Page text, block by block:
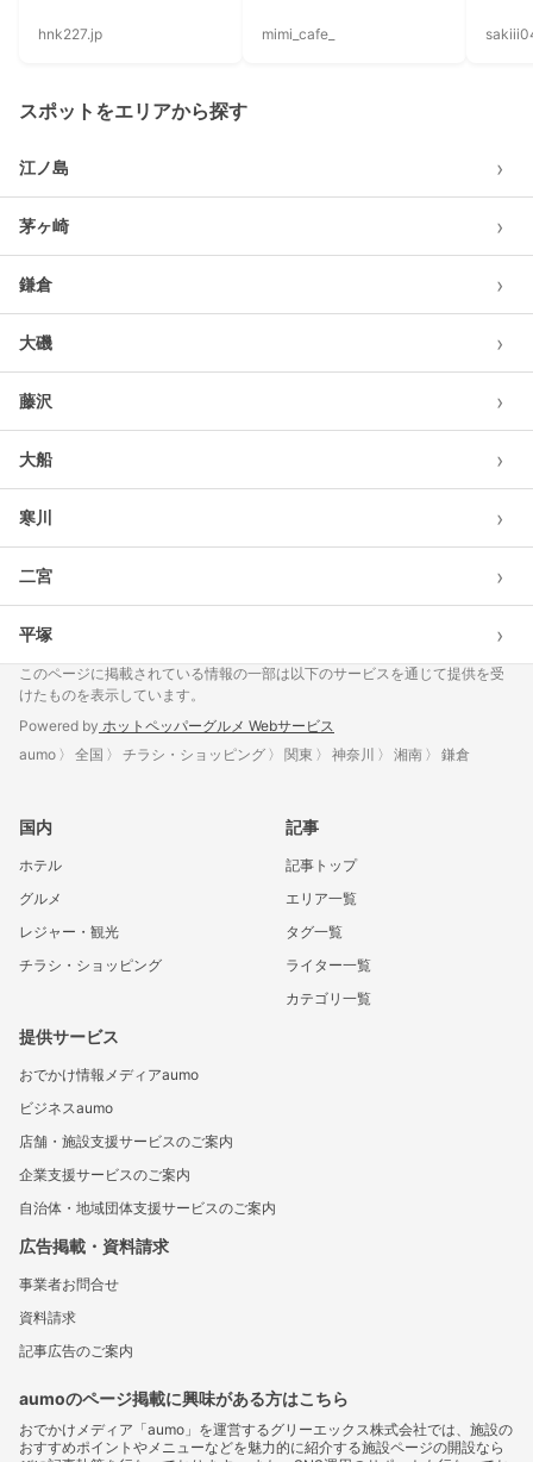
hnk227.jp mimi_cafe_
スポットをエリアから探す
江ノ島 ›
茅ヶ崎 ›
鎌倉 ›
大磯 ›
藤沢 ›
大船 ›
寒川 ›
二宮 ›
平塚 ›
このページに掲載されている情報の一部は以下のサービスを通じて提供を受
けたものを表示しています。
Powered by ホットペッパーグルメ Webサービス
aumo
全国 チラシ・ショッピング 関東 神奈川 湘南 鎌倉
国内
ホテル
グルメ
レジャー・観光
チラシ・ショッピング
記事
記事トップ
エリア一覧
タグ一覧
ライター一覧
カテゴリ一覧
提供サービス
おでかけ情報メディアaumo
ビジネスaumo
店舗・施設支援サービスのご案内
企業支援サービスのご案内
自治体・地域団体支援サービスのご案内
広告掲載・資料請求
事業者お問合せ
資料請求
記事広告のご案内
aumoのページ掲載に興味がある方はこちら
おでかけメディア「aumo」を運営するグリーエックス株式会社では、施設の
おすすめポイントやメニューなどを魅力的に紹介する施設ページの開設なら